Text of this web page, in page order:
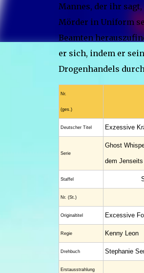
Mannes, der ihr
Mörder in Uniform
Beamten
er sich, indem er
Drogenhandels
Nr.
(ges.)
Deutscher Titel Exzessive
Serie
Ghost
dem Jenseits
Staffel
Nr. (St.)
Original­titel Excessive
Regie Kenny Leon
Drehbuch Stephanie
Erstaus­strahlung